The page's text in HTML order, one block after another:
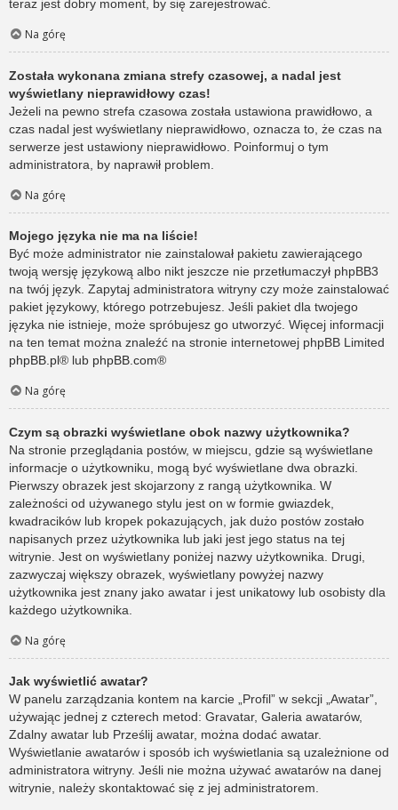
teraz jest dobry moment, by się zarejestrować.
Na górę
Została wykonana zmiana strefy czasowej, a nadal jest
wyświetlany nieprawidłowy czas!
Jeżeli na pewno strefa czasowa została ustawiona prawidłowo, a
czas nadal jest wyświetlany nieprawidłowo, oznacza to, że czas na
serwerze jest ustawiony nieprawidłowo. Poinformuj o tym
administratora, by naprawił problem.
Na górę
Mojego języka nie ma na liście!
Być może administrator nie zainstalował pakietu zawierającego
twoją wersję językową albo nikt jeszcze nie przetłumaczył phpBB3
na twój język. Zapytaj administratora witryny czy może zainstalować
pakiet językowy, którego potrzebujesz. Jeśli pakiet dla twojego
języka nie istnieje, może spróbujesz go utworzyć. Więcej informacji
na ten temat można znaleźć na stronie internetowej phpBB Limited
phpBB.pl® lub phpBB.com®
Na górę
Czym są obrazki wyświetlane obok nazwy użytkownika?
Na stronie przeglądania postów, w miejscu, gdzie są wyświetlane
informacje o użytkowniku, mogą być wyświetlane dwa obrazki.
Pierwszy obrazek jest skojarzony z rangą użytkownika. W
zależności od używanego stylu jest on w formie gwiazdek,
kwadracików lub kropek pokazujących, jak dużo postów zostało
napisanych przez użytkownika lub jaki jest jego status na tej
witrynie. Jest on wyświetlany poniżej nazwy użytkownika. Drugi,
zazwyczaj większy obrazek, wyświetlany powyżej nazwy
użytkownika jest znany jako awatar i jest unikatowy lub osobisty dla
każdego użytkownika.
Na górę
Jak wyświetlić awatar?
W panelu zarządzania kontem na karcie „Profil” w sekcji „Awatar”,
używając jednej z czterech metod: Gravatar, Galeria awatarów,
Zdalny awatar lub Prześlij awatar, można dodać awatar.
Wyświetlanie awatarów i sposób ich wyświetlania są uzależnione od
administratora witryny. Jeśli nie można używać awatarów na danej
witrynie, należy skontaktować się z jej administratorem.